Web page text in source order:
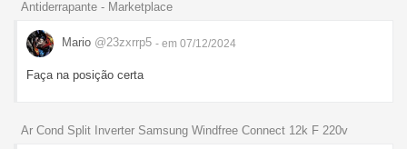
Antiderrapante - Marketplace
Mario @23zxrrp5 - em 07/12/2024
Faça na posição certa
Ar Cond Split Inverter Samsung Windfree Connect 12k F 220v